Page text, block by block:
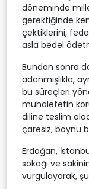
döneminde
gerektiğinde
çektiklerini,
asla bedel
Bundan sonra
adanmışlıkla,
bu süreçleri
muhalefetin
diline teslim
çaresiz, boynu
Erdoğan,
sokağı ve
vurgulayarak,